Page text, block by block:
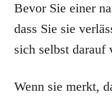
Bevor Sie einer
dass Sie sie
sich selbst darauf
Wenn sie merkt,